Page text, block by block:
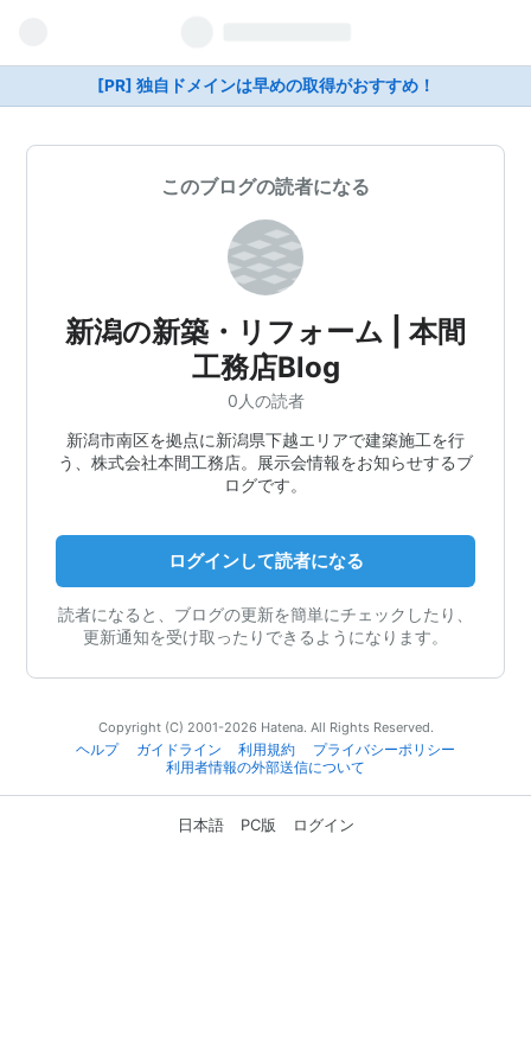
[PR] 独自ドメインは早めの取得がおすすめ！
このブログの読者になる
新潟の新築・リフォーム | 本間
工務店Blog
0人の読者
新潟市南区を拠点に新潟県下越エリアで建築施工を行
う、株式会社本間工務店。展示会情報をお知らせするブ
ログです。
ログインして読者になる
読者になると、ブログの更新を簡単にチェックしたり、
更新通知を受け取ったりできるようになります。
Copyright (C) 2001-2026 Hatena. All Rights Reserved.
ヘルプ
ガイドライン 利用規約
プライバシーポリシー
利用者情報の外部送信について
日本語 PC版 ログイン